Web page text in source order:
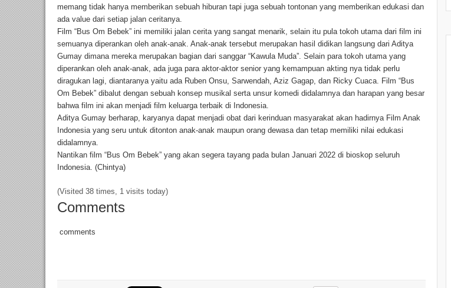
memang tidak hanya memberikan sebuah hiburan tapi juga sebuah tontonan yang memberikan edukasi dan
ada value dari setiap jalan ceritanya.
Film “Bus Om Bebek” ini memiliki jalan cerita yang sangat menarik, selain itu pula tokoh utama dari film ini
semuanya diperankan oleh anak-anak. Anak-anak tersebut merupakan hasil didikan langsung dari Aditya
Gumay dimana mereka merupakan bagian dari sanggar “Kawula Muda”. Selain para tokoh utama yang
diperankan oleh anak-anak, ada juga para aktor-aktor senior yang kemampuan akting nya tidak perlu
diragukan lagi, diantaranya yaitu ada Ruben Onsu, Sarwendah, Aziz Gagap, dan Ricky Cuaca. Film “Bus
Om Bebek” dibalut dengan sebuah konsep musikal serta unsur komedi didalamnya dan harapan yang besar
bahwa film ini akan menjadi film keluarga terbaik di Indonesia.
Aditya Gumay berharap, karyanya dapat menjadi obat dari kerinduan masyarakat akan hadirnya Film Anak
Indonesia yang seru untuk ditonton anak-anak maupun orang dewasa dan tetap memiliki nilai edukasi
didalamnya.
Nantikan film “Bus Om Bebek” yang akan segera tayang pada bulan Januari 2022 di bioskop seluruh
Indonesia. (Chintya)
(Visited 38 times, 1 visits today)
Comments
comments